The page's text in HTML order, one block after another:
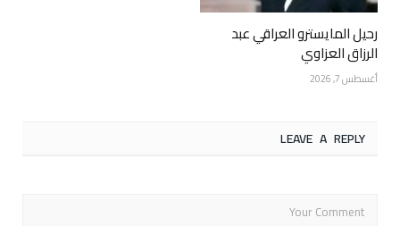
رحيل المايسترو العراقي عبد
الرزاق العزاوي
أغسطس 7, 2026
LEAVE A REPLY